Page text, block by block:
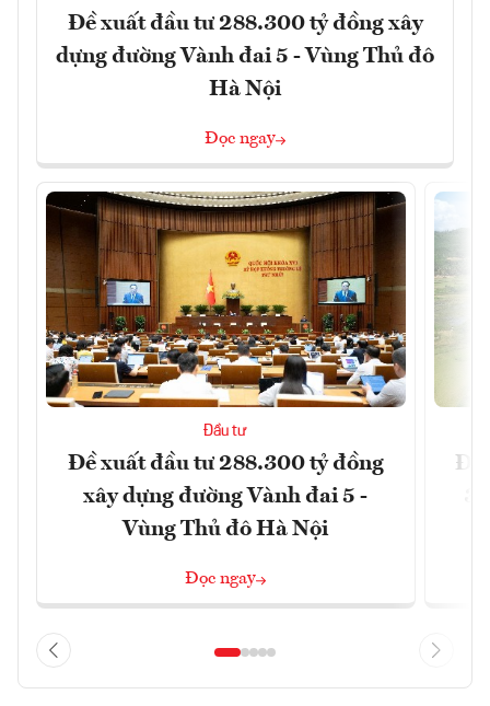
Đề xuất đầu tư 288.300 tỷ đồng xây
dựng đường Vành đai 5 - Vùng Thủ đô
Hà Nội
Đọc ngay
Đầu tư
Đề xuất đầu tư 288.300 tỷ đồng
xây dựng đường Vành đai 5 -
Vùng Thủ đô Hà Nội
Đọc ngay